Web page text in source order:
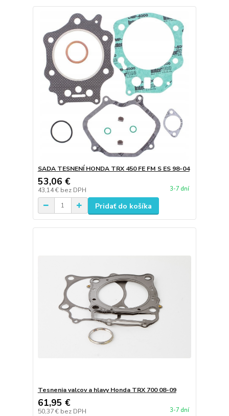
SADA TESNENÍ HONDA TRX 450 FE FM S ES 98-04
53,06 €
43,14 € bez DPH 3-7 dní
Pridať do košíka
Tesnenia valcov a hlavy Honda TRX 700 08-09
61,95 €
50,37 € bez DPH 3-7 dní